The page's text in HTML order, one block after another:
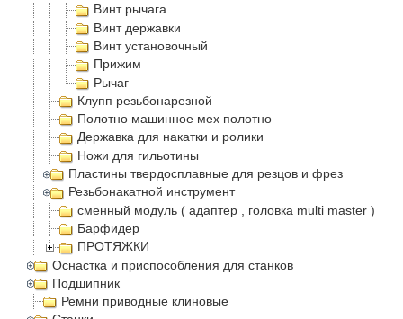
Винт рычага
Винт державки
Винт установочный
Прижим
Рычаг
Клупп резьбонарезной
Полотно машинное мех полотно
Державка для накатки и ролики
Ножи для гильотины
Пластины твердосплавные для резцов и фрез
Резьбонакатной инструмент
сменный модуль ( адаптер , головка multi master )
Барфидер
ПРОТЯЖКИ
Оснастка и приспособления для станков
Подшипник
Ремни приводные клиновые